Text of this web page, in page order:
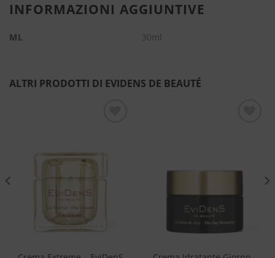
INFORMAZIONI AGGIUNTIVE
ML 30ml
ALTRI PRODOTTI DI EVIDENS DE BEAUTÉ